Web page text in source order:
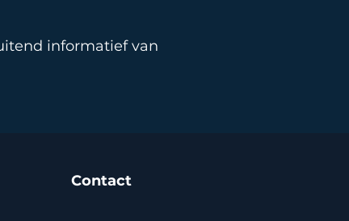
informatief van
Contact